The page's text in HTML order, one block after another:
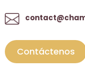
Contáctenos